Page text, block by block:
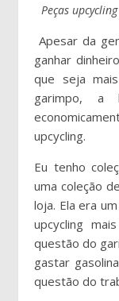
Peças
Apesar da
ganhar
que seja
garimpo, a
upcycling.
Eu tenho
uma coleção
loja. Ela era
upcycling
questão do
gastar
questão do